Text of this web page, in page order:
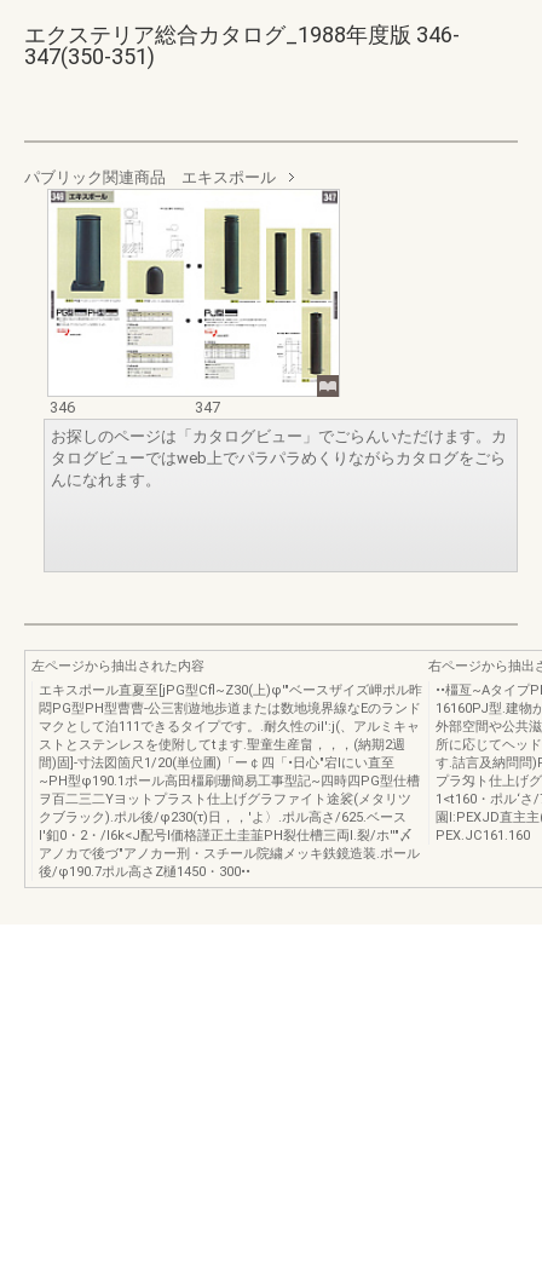
エクステリア総合カタログ_1988年度版 346-
347(350-351)
パブリック関連商品 エキスポール
346
347
お探しのページは「カタログビュー」でごらんいただけます。カ
タログビューではweb上でパラパラめくりながらカタログをごら
んになれます。
左ページから抽出された内容
エキスポール直夏至[jPG型Cfl~Z30(上)φ'"ベースザイズ岬ポル昨
悶PG型PH型曹曹-公三割遊地歩道または数地境界線なEのランド
マクとして泊111できるタイプです。.耐久性のil':j(、アルミキャ
ストとステンレスを使附してtます.聖童生産畠，，，(納期2週
間)固]-寸法図箇尺1/20(単位圃)「ー￠四「•日心"宕lにい直至
~PH型φ190.1ポール高田橿刷珊簡易工事型記~四時四PG型仕槽
ヲ百二三二Yヨットプラスト仕上げグラファイト途裟(メタリツ
クブラック).ポル後/φ230(τ)日，，'よ〉.ポル高さ/625.ベース
l'釦0・2・/l6k<J配号l価格謹正土圭韮PH裂仕槽三両I.裂/ホ''"〆
アノカで後づ"アノカー刑・スチール院繍メッキ鉄鏡造装.ポール
後/φ190.7ポル高さZ樋1450・300••
右ページから抽出
••橿亙~Aタイプ
16160PJ型.建物
外部空間や公共
所に応じてヘッ
す.詰言及納問問
プラ匁ト仕上げ
1<t160・ポル‘
園l:PEXJD直主
PEX.JC161.160